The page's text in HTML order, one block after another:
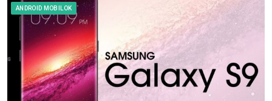
ANDROID MOBILOK